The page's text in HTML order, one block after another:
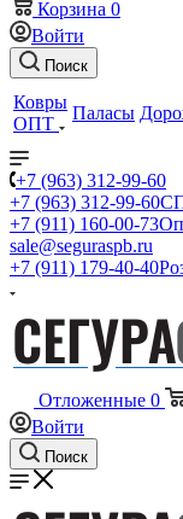
Корзина 0
Войти
Поиск
Ковры
ОПТ
Паласы
+7 (963) 312-99-60
+7 (963) 312-99-60
+7 (911) 160-00-73
sale@seguraspb.ru
+7 (911) 179-40-40
Отложенные 0
Войти
Поиск